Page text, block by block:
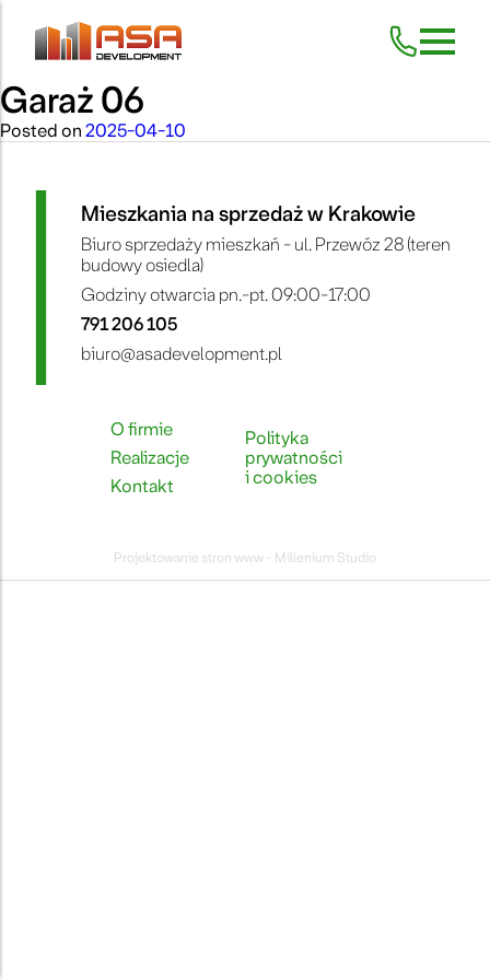
Skip
to
content
Garaż 06
Posted on2025-04-10
Mieszkania na sprzedaż w Krakowie
Biuro sprzedaży mieszkań - ul. Przewóz 28 (teren
budowy osiedla)
Godziny otwarcia pn.-pt. 09:00-17:00
791 206 105
biuro@asadevelopment.pl
O firmie
Realizacje
Kontakt
Polityka
prywatności
i cookies
Projektowanie stron www - Millenium Studio